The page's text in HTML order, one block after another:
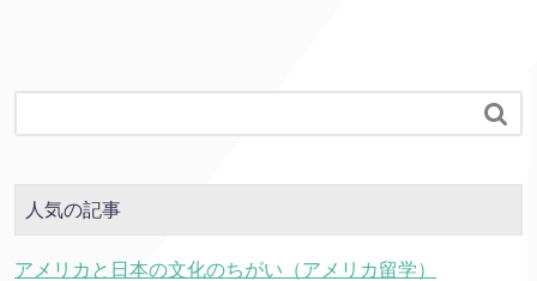

人気の記事
アメリカと日本の文化のちがい（アメリカ留学）